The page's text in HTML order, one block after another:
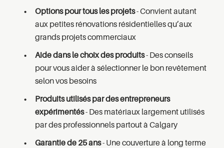
Options pour tous les projets- Convient autant
aux petites rénovations résidentielles qu’aux
grands projets commerciaux
Aide dans le choix des produits- Des conseils
pour vous aider à sélectionner le bon revêtement
selon vos besoins
Produits utilisés par des entrepreneurs
expérimentés- Des matériaux largement utilisés
par des professionnels partout à Calgary
Garantie de 25 ans- Une couverture à long terme